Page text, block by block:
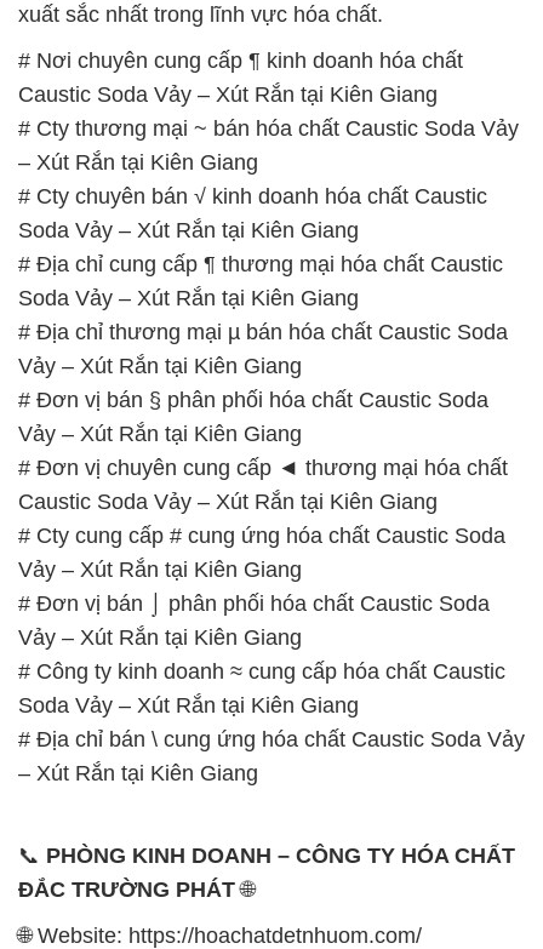
xuất sắc nhất trong lĩnh vực hóa chất.
# Nơi chuyên cung cấp ¶ kinh doanh hóa chất
Caustic Soda Vảy – Xút Rắn tại Kiên Giang
# Cty thương mại ~ bán hóa chất Caustic Soda Vảy
– Xút Rắn tại Kiên Giang
# Cty chuyên bán √ kinh doanh hóa chất Caustic
Soda Vảy – Xút Rắn tại Kiên Giang
# Địa chỉ cung cấp ¶ thương mại hóa chất Caustic
Soda Vảy – Xút Rắn tại Kiên Giang
# Địa chỉ thương mại µ bán hóa chất Caustic Soda
Vảy – Xút Rắn tại Kiên Giang
# Đơn vị bán § phân phối hóa chất Caustic Soda
Vảy – Xút Rắn tại Kiên Giang
# Đơn vị chuyên cung cấp ◄ thương mại hóa chất
Caustic Soda Vảy – Xút Rắn tại Kiên Giang
# Cty cung cấp # cung ứng hóa chất Caustic Soda
Vảy – Xút Rắn tại Kiên Giang
# Đơn vị bán ⌡ phân phối hóa chất Caustic Soda
Vảy – Xút Rắn tại Kiên Giang
# Công ty kinh doanh ≈ cung cấp hóa chất Caustic
Soda Vảy – Xút Rắn tại Kiên Giang
# Địa chỉ bán \ cung ứng hóa chất Caustic Soda Vảy
– Xút Rắn tại Kiên Giang
📞 PHÒNG KINH DOANH – CÔNG TY HÓA CHẤT
ĐẮC TRƯỜNG PHÁT🌐
🌐 Website: https://hoachatdetnhuom.com/